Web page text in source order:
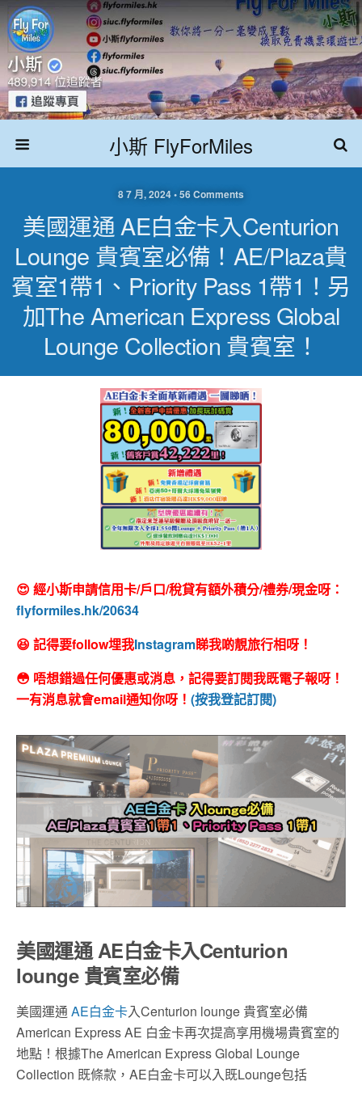
小斯 FlyForMiles
8 7 月, 2024 • 56 Comments
美國運通 AE白金卡入Centurion
Lounge 貴賓室必備！AE/Plaza貴
賓室1帶1、Priority Pass 1帶1！另
加The American Express Global
Lounge Collection 貴賓室！
😍 經小斯申請信用卡/戶口/稅貸有額外積分/禮券/現金呀：
flyformiles.hk/20634
😆 記得要follow埋我Instagram睇我啲靚旅行相呀！
😳 唔想錯過任何優惠或消息，記得要訂閱我既電子報呀！
一有消息就會email通知你呀！ (按我登記訂閱)
美國運通 AE白金卡入Centurion
lounge 貴賓室必備
美國運通 AE白金卡入Centurion lounge 貴賓室必備
American Express AE 白金卡再次提高享用機場貴賓室的
地點！根據The American Express Global Lounge
Collection 既條款，AE白金卡可以入既Lounge包括